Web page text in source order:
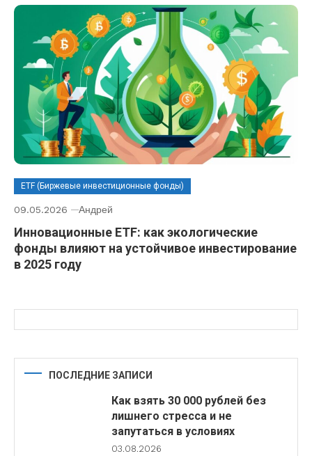
ETF (Биржевые инвестиционные фонды)
09.05.2026 Андрей
Инновационные ETF: как экологические
фонды влияют на устойчивое инвестирование
в 2025 году
ПОСЛЕДНИЕ ЗАПИСИ
Как взять 30 000 рублей без
лишнего стресса и не
запутаться в условиях
03.08.2026